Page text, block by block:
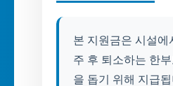
본 지원금은 시설에
주 후 퇴소하는 한
을 돕기 위해 지급